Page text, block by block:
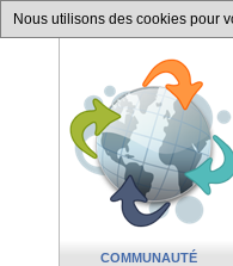
Nous utilisons des cookies pour
COMMUNAUTÉ